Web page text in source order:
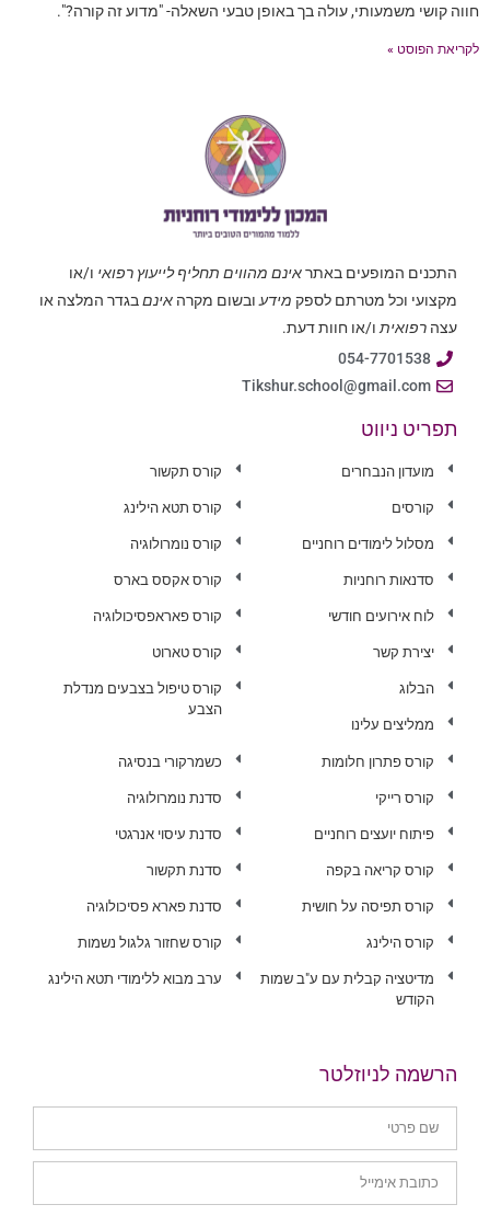
חווה קושי משמעותי, עולה בך באופן טבעי השאלה- "מדוע זה קורה?".
לקריאת הפוסט »
התכנים המופעים באתראינם מהווים תחליף לייעוץ רפואי ו/או
מקצועי וכל מטרתם לספק מידע ובשום מקרה אינםבגדר המלצה או
עצה רפואית ו/או חוות דעת.
054-7701538
Tikshur.school@gmail.com
תפריט ניווט
מועדון הנבחרים
קורסים
מסלול לימודים רוחניים
סדנאות רוחניות
לוח אירועים חודשי
יצירת קשר
הבלוג
ממליצים עלינו
קורס תקשור
קורס תטא הילינג
קורס נומרולוגיה
קורס אקסס בארס
קורס פאראפסיכולוגיה
קורס טארוט
קורס טיפול בצבעים מנדלת
הצבע
קורס פתרון חלומות
קורס רייקי
פיתוח יועצים רוחניים
קורס קריאה בקפה
קורס תפיסה על חושית
קורס הילינג
מדיטציה קבלית עם ע"ב שמות
הקודש
כשמרקורי בנסיגה
סדנת נומרולוגיה
סדנת עיסוי אנרגטי
סדנת תקשור
סדנת פארא פסיכולוגיה
קורס שחזור גלגול נשמות
ערב מבוא ללימודי תטא הילינג
הרשמה לניוזלטר